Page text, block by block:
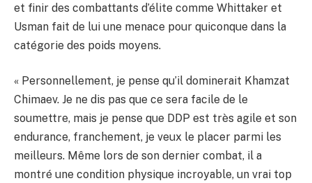
et finir des combattants d’élite comme Whittaker et
Usman fait de lui une menace pour quiconque dans la
catégorie des poids moyens.
« Personnellement, je pense qu’il dominerait Khamzat
Chimaev. Je ne dis pas que ce sera facile de le
soumettre, mais je pense que DDP est très agile et son
endurance, franchement, je veux le placer parmi les
meilleurs. Même lors de son dernier combat, il a
montré une condition physique incroyable, un vrai top